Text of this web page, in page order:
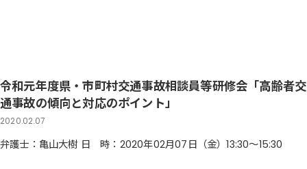
令和元年度県・市町村交通事故相談員等研修会「高齢者交
通事故の傾向と対応のポイント」
2020.02.07
弁護士：亀山大樹 日 時：2020年02月07日（金）13:30～15:30